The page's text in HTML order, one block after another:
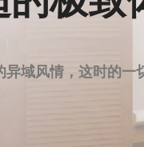
且凭借其优质的服
北京房山区SPA，